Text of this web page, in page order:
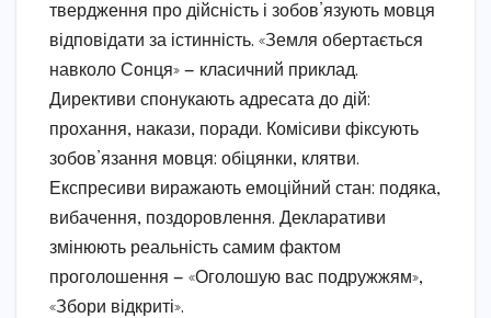
твердження про дійсність і зобов’язують мовця
відповідати за істинність. «Земля обертається
навколо Сонця» — класичний приклад.
Директиви спонукають адресата до дій:
прохання, накази, поради. Комісиви фіксують
зобов’язання мовця: обіцянки, клятви.
Експресиви виражають емоційний стан: подяка,
вибачення, поздоровлення. Декларативи
змінюють реальність самим фактом
проголошення — «Оголошую вас подружжям»,
«Збори відкриті».